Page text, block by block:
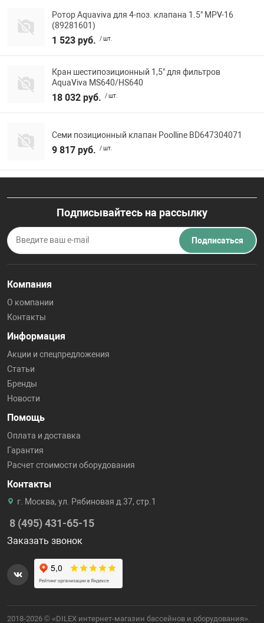
Ротор Aquaviva для 4-поз. клапана 1.5" MPV-16
(89281601)
1 523 руб. / шт.
Кран шестипозиционный 1,5" для фильтров
AquaViva MS640/HS640
18 032 руб. / шт.
Семи позиционный клапан Poolline BD647304071
9 817 руб. / шт.
Подписывайтесь на рассылку
Подписаться
Компания
О компании
Контакты
Информация
Акции и спецпредложения
Статьи
Бренды
Новости
Помощь
Оплата и доставка
Гарантия
Расчет стоимости оборудования
Контакты
г. Москва, ул. Рябиновая д.37, стр.1
8 (495) 431-65-15
Заказать звонок
2018-2026 © «DILEX интернет-магазин бассейнов и оборудования».